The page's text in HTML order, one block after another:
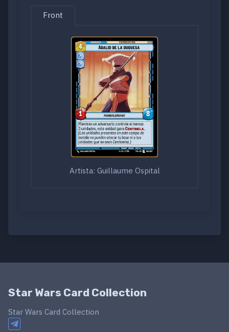
Front
Artista: Guillaume Ospital
Star Wars Card Collection
Star Wars Card Collection